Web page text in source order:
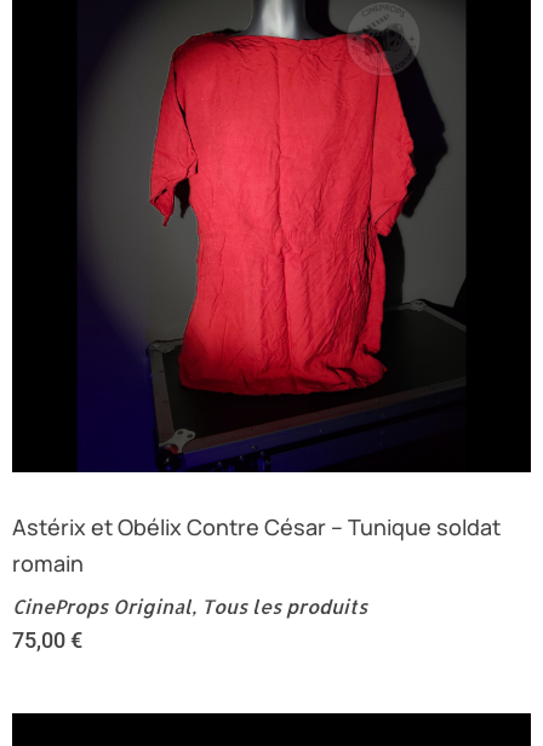
Astérix et Obélix Contre César – Tunique soldat
romain
CineProps Original, Tous les produits
75,00€